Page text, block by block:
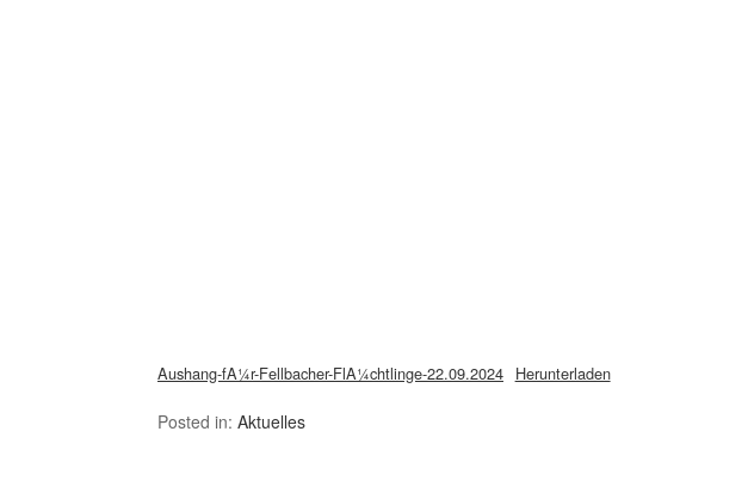
Aushang-fA¼r-Fellbacher-FlA¼chtlinge-22.09.2024 Herunterladen
Posted in: Aktuelles